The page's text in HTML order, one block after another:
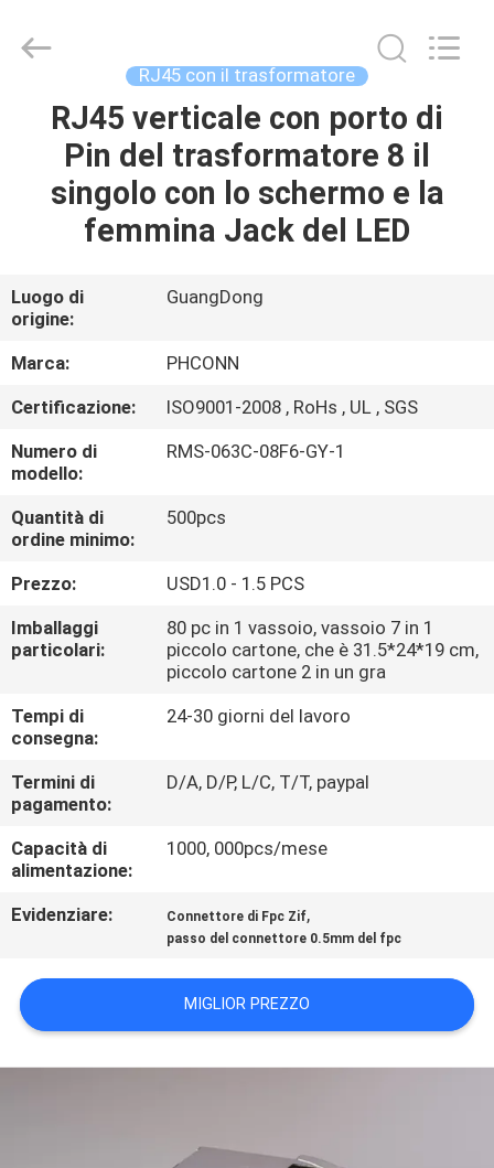
CASA
PRODOTTI
NOI
GIRO
DELLA
FABBRICA
CONTROLLO
DI
QUALITÀ
CONTATTICI
VR
MAPPA
DEL
SITO
PRIVACY
POLICY
Electronics
RJ45 con il trasformatore
RJ45 verticale con porto di
Pin del trasformatore 8 il
singolo con lo schermo e la
femmina Jack del LED
Luogo di
origine:
GuangDong
Marca:
PHCONN
Certificazione:
ISO9001-2008 , RoHs , UL , SGS
Numero di
modello:
RMS-063C-08F6-GY-1
Quantità di
ordine minimo:
500pcs
Prezzo:
USD1.0 - 1.5 PCS
Imballaggi
particolari:
80 pc in 1 vassoio, vassoio 7 in 1
piccolo cartone, che è 31.5*24*19 cm,
piccolo cartone 2 in un gra
Tempi di
consegna:
24-30 giorni del lavoro
Termini di
pagamento:
D/A, D/P, L/C, T/T, paypal
Capacità di
alimentazione:
1000, 000pcs/mese
Evidenziare: Connettore di Fpc Zif,
passo del connettore 0.5mm del fpc
MIGLIOR PREZZO